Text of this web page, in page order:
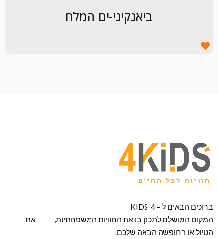
ביאנקיני-ים המלח
ברוכים הבאים ל – KIDS 4
המקום המושלם לתכנן בו את החוויות המשפחתיות, את
הטיול או החופשה הבאה שלכם.